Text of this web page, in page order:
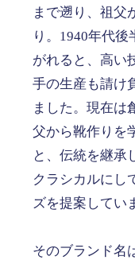
まで遡り、祖父
り。1940年代
がれると、高い
手の生産も請け
ました。現在は
父から靴作りを
と、伝統を継承
クラシカルにし
ズを提案してい
そのブランド名